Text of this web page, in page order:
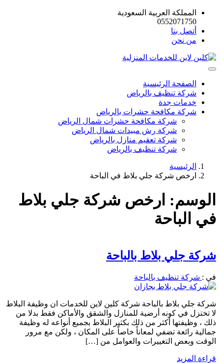
المملكة العربية السعودية
0552071750
أتصل بنا
من نحن
الصفحة الرئيسية
شركة تنظيف بالرياض
خدمات جدة
شركة مكافحة حشرات بالرياض
شركة مكافحة حشرات شمال الرياض
شركة رش مبيدات شمال الرياض
شركة تعقيم منازل بالرياض
شركة تنظيف بالرياض
الرئيسية
ارخص شركة جلي بلاط في الباحة
الوسم: ارخص شركة جلي بلاط
في الباحة
شركة جلي بلاط بالباحة
في : شركة تنظيف بالباحة
شركة جلي بلاط بالباحة شركة كلين لاين للخدمات ان وظيفة البلاط
لا تختزل في كونه أرضية للمنازل والشقق والأماكن فقط بدلا من
ذلك ، وظيفتها أكثر من ذلك بكثير البلاط بجميع أنواعه له وظيفة
جمالية رائعة تضفي لمعاناً خاصاً على المكان ، ولكن مع مرور
الوقت وبعض التغييرات والعوامل من […]
قراءة المزيد